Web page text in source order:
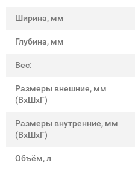
Ширина, мм
Глубина, мм
Вес:
Размеры внешние, мм
(ВхШхГ)
Размеры внутренние, мм
(ВхШхГ)
Объём, л